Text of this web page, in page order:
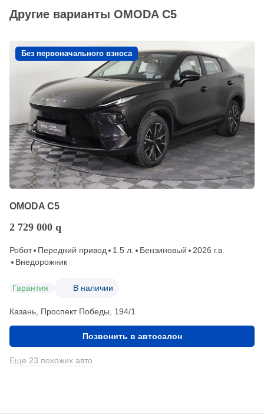
Другие варианты OMODA C5
Без первоначального взноса
OMODA C5
2 729 000 q
Робот Передний привод 1.5 л. Бензиновый
2026 г.в.
Внедорожник
Гарантия В наличии
Казань, Проспект Победы, 194/1
Позвонить в автосалон
Еще 23 похожих авто